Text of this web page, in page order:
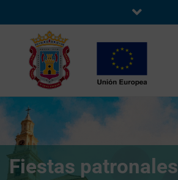
Fiestas